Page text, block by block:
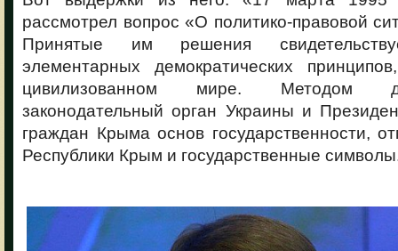
рассмотрел вопрос «О политико-правовой
Принятые им решения
элементарных демократических
цивилизованном мире. Методом
законодательный орган Украины и
граждан Крыма основ государственности,
Республики Крым и государственные